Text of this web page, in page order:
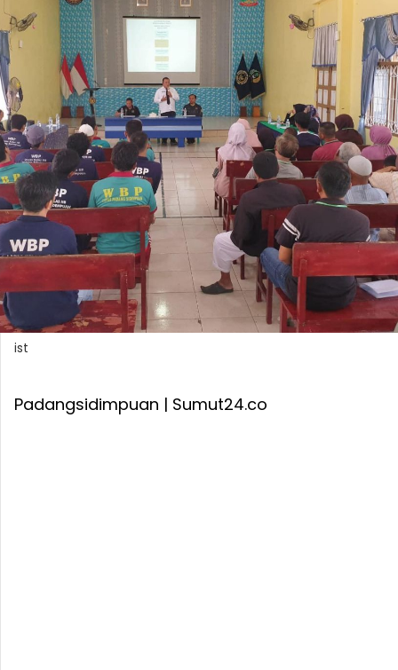
ist
Padangsidimpuan | Sumut24.co